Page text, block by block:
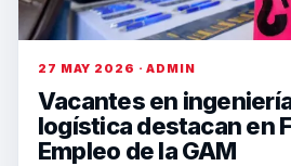
27 MAY 2026 · ADMIN
Vacantes en
logística destacan en
Empleo de la GAM